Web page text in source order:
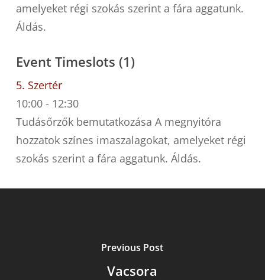
amelyeket régi szokás szerint a fára aggatunk.
Áldás.
Event Timeslots (1)
5. Szertér
10:00- 12:30
Tudásőrzők bemutatkozása A megnyitóra
hozzatok színes imaszalagokat, amelyeket régi
szokás szerint a fára aggatunk. Áldás.
Previous Post
Vacsora